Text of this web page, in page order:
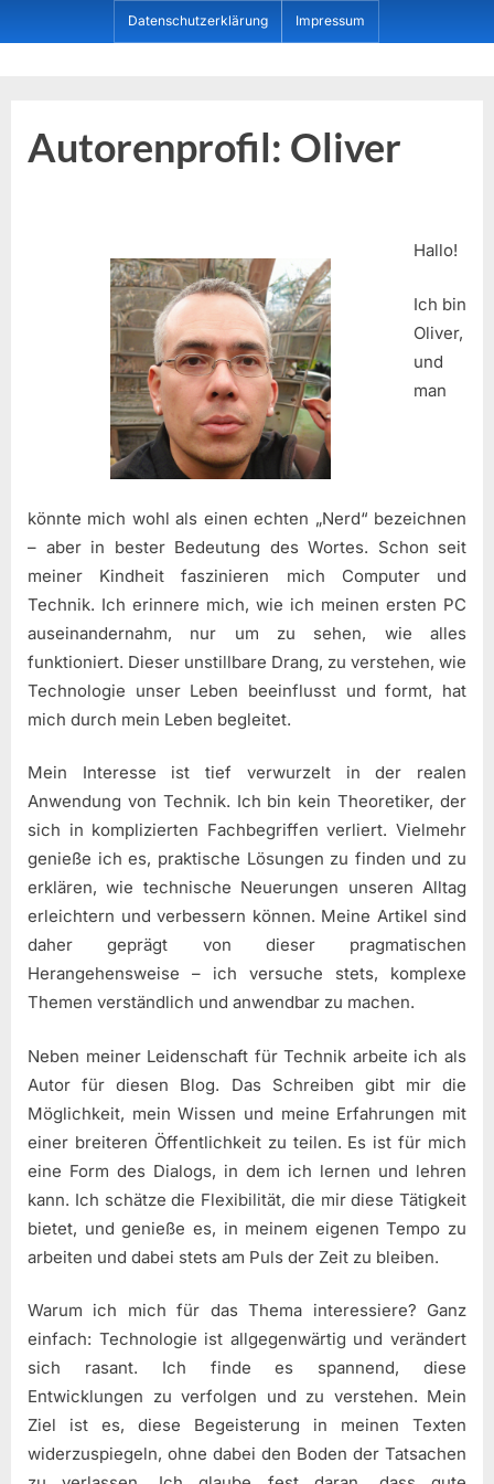
to
Datenschutzerklärung Impressum
Autorenprofil: Oliver
Hallo!
Ich bin
Oliver,
und
man
könnte mich wohl als einen echten „Nerd“ bezeichnen
– aber in bester Bedeutung des Wortes. Schon seit
meiner Kindheit faszinieren mich Computer und
Technik. Ich erinnere mich, wie ich meinen ersten PC
auseinandernahm, nur um zu sehen, wie alles
funktioniert. Dieser unstillbare Drang, zu verstehen, wie
Technologie unser Leben beeinflusst und formt, hat
mich durch mein Leben begleitet.
Mein Interesse ist tief verwurzelt in der realen
Anwendung von Technik. Ich bin kein Theoretiker, der
sich in komplizierten Fachbegriffen verliert. Vielmehr
genieße ich es, praktische Lösungen zu finden und zu
erklären, wie technische Neuerungen unseren Alltag
erleichtern und verbessern können. Meine Artikel sind
daher geprägt von dieser pragmatischen
Herangehensweise – ich versuche stets, komplexe
Themen verständlich und anwendbar zu machen.
Neben meiner Leidenschaft für Technik arbeite ich als
Autor für diesen Blog. Das Schreiben gibt mir die
Möglichkeit, mein Wissen und meine Erfahrungen mit
einer breiteren Öffentlichkeit zu teilen. Es ist für mich
eine Form des Dialogs, in dem ich lernen und lehren
kann. Ich schätze die Flexibilität, die mir diese Tätigkeit
bietet, und genieße es, in meinem eigenen Tempo zu
arbeiten und dabei stets am Puls der Zeit zu bleiben.
Warum ich mich für das Thema interessiere? Ganz
einfach: Technologie ist allgegenwärtig und verändert
sich rasant. Ich finde es spannend, diese
Entwicklungen zu verfolgen und zu verstehen. Mein
Ziel ist es, diese Begeisterung in meinen Texten
widerzuspiegeln, ohne dabei den Boden der Tatsachen